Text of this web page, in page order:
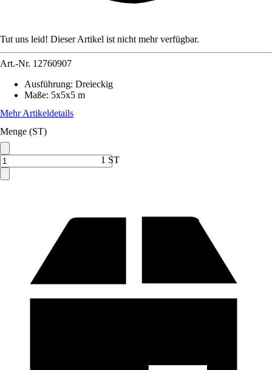
Tut uns leid! Dieser Artikel ist nicht mehr verfügbar.
Art.-Nr. 12760907
Ausführung: Dreieckig
Maße: 5x5x5 m
Mehr Artikeldetails
Menge (ST)
1 ST